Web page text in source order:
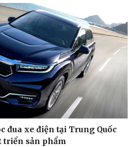
Giải trí
Nghệ sĩ
Thời trang
Sao Việt
đua xe điện tại Trung Quốc
triển sản phẩm